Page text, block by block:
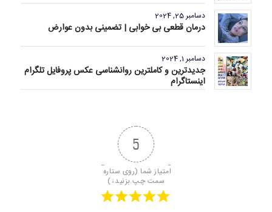
دسامبر 25, 2024
درمان قطعی بی خوابی | تضمینی بدون عوارض
دسامبر 1, 2024
جدیدترین و کاملترین روانشناسی عکس پروفایل تلگرام
اینستاگرام
5
امتیاز شما (روی ستاره
سمت چپ بزنید↓)